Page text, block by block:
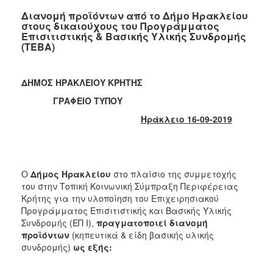
2022
2021
2020
2018
2017
2012
2011
2010
2006
Διανομή προϊόντων από το Δήμο Ηρακλείου
στους δικαιούχους του Προγράμματος
Επισιτιστικής & Βασικής Υλικής Συνδρομής
(ΤΕΒΑ)
ΔΗΜΟΣ ΗΡΑΚΛΕΙΟΥ ΚΡΗΤΗΣ
ΓΡΑΦΕΙΟ ΤΥΠΟΥ
Ηράκλειο 16-09-2019
Ο Δήμος Ηρακλείου στο πλαίσιο της συμμετοχής
του στην Τοπική Κοινωνική Σύμπραξη Περιφέρειας
Κρήτης για την υλοποίηση του Επιχειρησιακού
Προγράμματος Επισιτιστικής και Βασικής Υλικής
Συνδρομής (ΕΠ Ι), πραγματοποιεί διανομή
προϊόντων (κηπευτικά & είδη βασικής υλικής
συνδρομής) ως εξής: